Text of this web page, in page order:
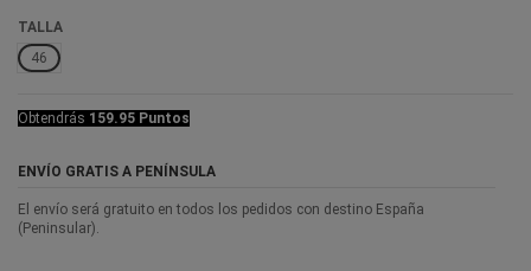
TALLA
46
Obtendrás 159.95 Puntos
ENVÍO GRATIS A PENÍNSULA
El envío será gratuito en todos los pedidos con destino España
(Peninsular).